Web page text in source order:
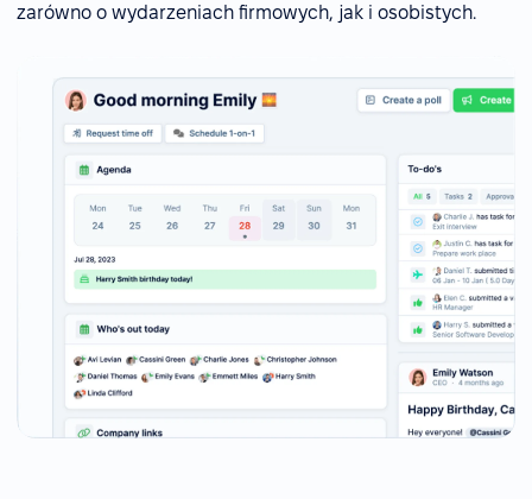
zarówno o wydarzeniach firmowych, jak i osobistych.